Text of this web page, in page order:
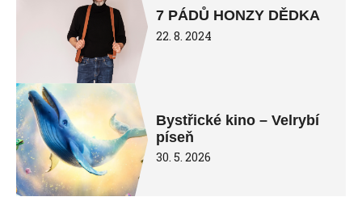
7 PÁDŮ HONZY DĚDKA
22. 8. 2024
Bystřické kino – Velrybí
píseň
30. 5. 2026